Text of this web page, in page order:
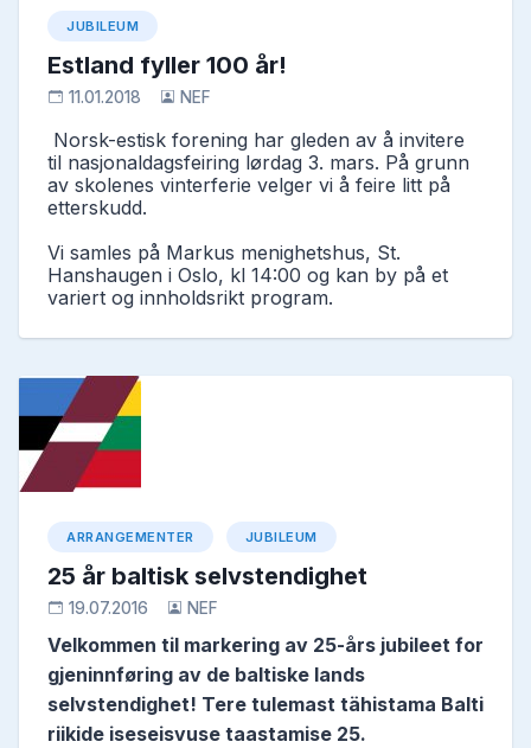
JUBILEUM
Estland fyller 100 år!
11.01.2018 NEF
Norsk-estisk forening har gleden av å invitere
til nasjonaldagsfeiring lørdag 3. mars. På grunn
av skolenes vinterferie velger vi å feire litt på
etterskudd.
Vi samles på Markus menighetshus, St.
Hanshaugen i Oslo, kl 14:00 og kan by på et
variert og innholdsrikt program.
ARRANGEMENTER JUBILEUM
25 år baltisk selvstendighet
19.07.2016 NEF
Velkommen til markering av 25-års jubileet for
gjeninnføring av de baltiske lands
selvstendighet! Tere tulemast tähistama Balti
riikide iseseisvuse taastamise 25.